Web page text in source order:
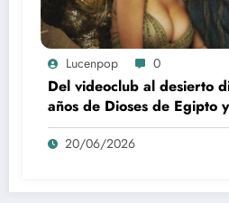
Lucenpop 0
Del videoclub al desierto
años de Dioses de Egipto
desaparición del
complejos
20/06/2026